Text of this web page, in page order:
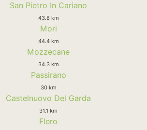
San Pietro In Cariano
43.8 km
Mori
44.4 km
Mozzecane
34.3 km
Passirano
30 km
Castelnuovo Del Garda
31.1 km
Flero